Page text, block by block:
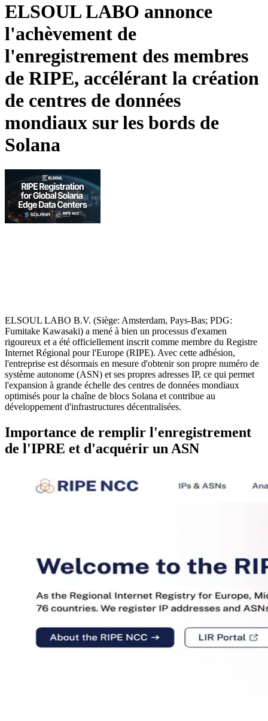
ELSOUL LABO annonce
l'achèvement de
l'enregistrement des membres
de RIPE, accélérant la création
de centres de données
mondiaux sur les bords de
Solana
ELSOUL LABO B.V. (Siège: Amsterdam, Pays-Bas; PDG:
Fumitake Kawasaki) a mené à bien un processus d'examen
rigoureux et a été officiellement inscrit comme membre du Registre
Internet Régional pour l'Europe (RIPE). Avec cette adhésion,
l'entreprise est désormais en mesure d'obtenir son propre numéro de
système autonome (ASN) et ses propres adresses IP, ce qui permet
l'expansion à grande échelle des centres de données mondiaux
optimisés pour la chaîne de blocs Solana et contribue au
développement d'infrastructures décentralisées.
Importance de remplir l'enregistrement
de l'IPRE et d'acquérir un ASN